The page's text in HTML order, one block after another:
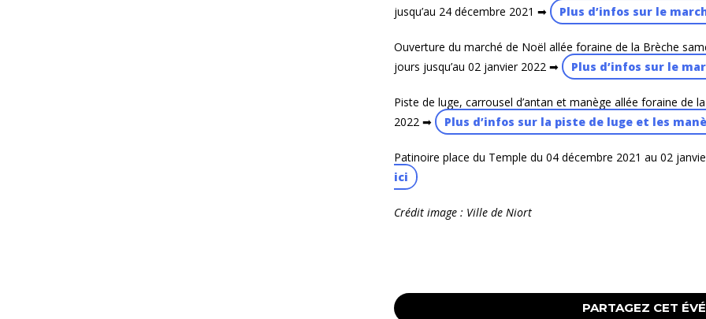
jusqu’au 24 décembre 2021 ➡
Plus d’infos sur le
Ouverture du marché de Noël allée foraine de la Brèche
jours jusqu’au 02 janvier 2022 ➡
Plus d’infos sur le
Piste de luge, carrousel d’antan et manège allée foraine de
2022 ➡
Plus d’infos sur la piste de luge et les
Patinoire place du Temple du 04 décembre 2021 au 02
ici
Crédit image : Ville de Niort
PARTAGEZ CET